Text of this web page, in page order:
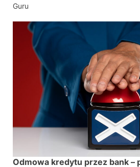
Guru
Odmowa kredytu przez bank –